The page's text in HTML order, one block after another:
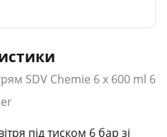
SDV Chemie 6 x 600 ml 6
під тиском 6 бар зі